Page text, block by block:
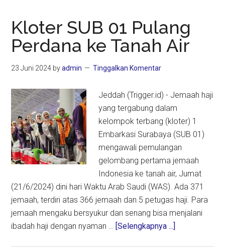
Kloter SUB 01 Pulang
Perdana ke Tanah Air
23 Juni 2024 byadmin Tinggalkan Komentar
Jeddah (Trigger.id) - Jemaah haji
yang tergabung dalam
kelompok terbang (kloter) 1
Embarkasi Surabaya (SUB 01)
mengawali pemulangan
gelombang pertama jemaah
Indonesia ke tanah air, Jumat
(21/6/2024) dini hari Waktu Arab Saudi (WAS). Ada 371
jemaah, terdiri atas 366 jemaah dan 5 petugas haji. Para
jemaah mengaku bersyukur dan senang bisa menjalani
ibadah haji dengan nyaman … [Selengkapnya ...]